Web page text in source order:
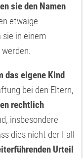
sie den Namen
etwaige
sie in einem
das eigene Kind
bei den Eltern,
rechtlich
insbesondere
dies nicht der Fall
Urteil